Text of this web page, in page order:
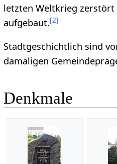
letzten Weltkrieg
aufgebaut.[2]
Stadtgeschichtlich sind
damaligen
Denkmale